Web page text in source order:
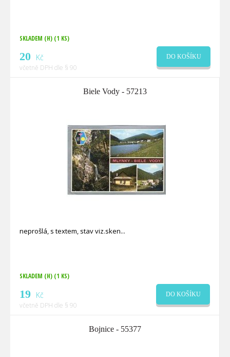
SKLADEM (H) (1 KS)
20 Kč
včetně DPH dle § 90
DO KOŠÍKU
Biele Vody - 57213
neprošlá, s textem, stav viz.sken
SKLADEM (H) (1 KS)
19 Kč
včetně DPH dle § 90
DO KOŠÍKU
Bojnice - 55377